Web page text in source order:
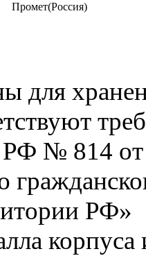
Промет(Россия)
для
РФ № 814
РФ»